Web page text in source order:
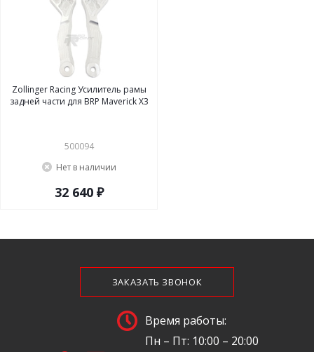
Zollinger Racing Усилитель рамы
задней части для BRP Maverick X3
500094
Нет в наличии
32 640 ₽
ЗАКАЗАТЬ ЗВОНОК
Время работы:
Пн – Пт: 10:00 – 20:00